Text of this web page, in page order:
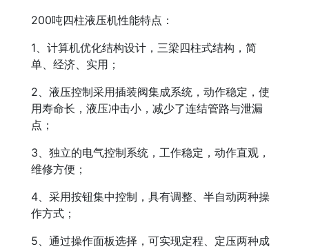
200吨四柱液压机性能特点：
1、计算机优化结构设计，三梁四柱式结构，简
单、经济、实用；
2、液压控制采用插装阀集成系统，动作稳定，使
用寿命长，液压冲击小，减少了连结管路与泄漏
点；
3、独立的电气控制系统，工作稳定，动作直观，
维修方便；
4、采用按钮集中控制，具有调整、半自动两种操
作方式；
5、通过操作面板选择，可实现定程、定压两种成